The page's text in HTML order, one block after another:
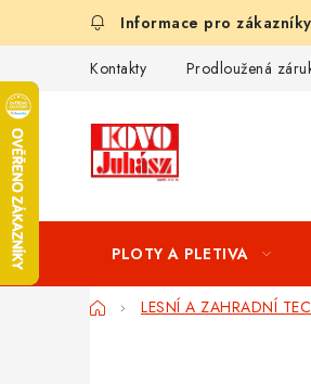
Kontakty Prodloužená
PLOTY A PLETIVA
DomůLESNÍ A ZAHRADNÍ